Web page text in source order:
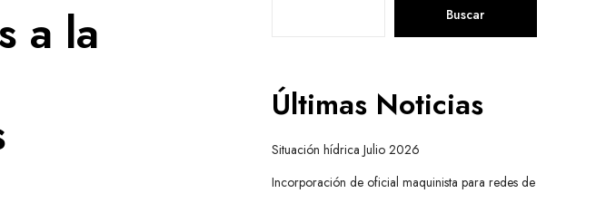
a la
Buscar
Últimas Noticias
Situación hídrica Julio 2026
Incorporación de oficial maquinista para redes de